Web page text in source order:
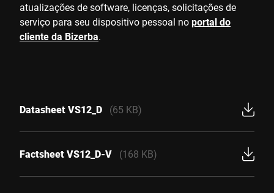
atualizações de software, licenças, solicitações de
serviço para seu dispositivo pessoal noportal do
cliente da Bizerba.
Datasheet VS12_D (65 KB)
Factsheet VS12_D-V (168 KB)